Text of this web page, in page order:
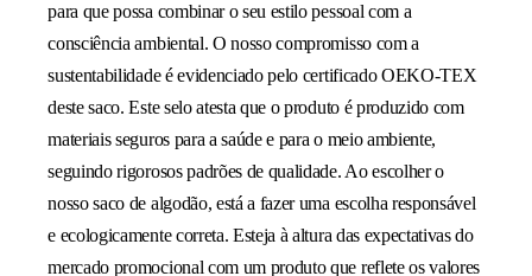
para que possa combinar o seu estilo pessoal com a
consciência ambiental. O nosso compromisso com a
sustentabilidade é evidenciado pelo certificado OEKO-TEX
deste saco. Este selo atesta que o produto é produzido com
materiais seguros para a saúde e para o meio ambiente,
seguindo rigorosos padrões de qualidade. Ao escolher o
nosso saco de algodão, está a fazer uma escolha responsável
e ecologicamente correta. Esteja à altura das expectativas do
mercado promocional com um produto que reflete os valores